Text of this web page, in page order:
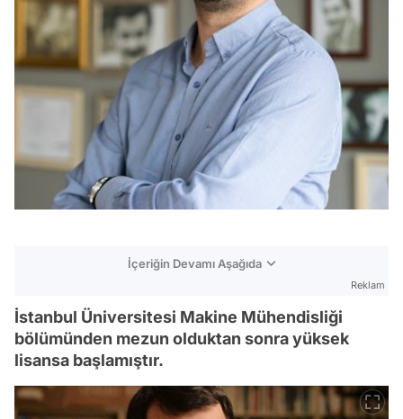
İçeriğin Devamı Aşağıda
Reklam
İstanbul Üniversitesi Makine Mühendisliği
bölümünden mezun olduktan sonra yüksek
lisansa başlamıştır.